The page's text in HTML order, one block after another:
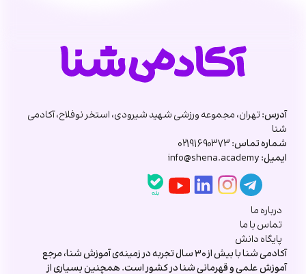
آدرس:تهران، مجموعه ورزشی شهید شیرودی، استخر نوفلاح، آکادمی
شنا
شماره تماس:02191690373
ایمیل:info@shena.academy
درباره ما
تماس با ما
پایگاه دانش
آکادمی شنا با بیش از ۳۰ سال تجربه در زمینه‌ی آموزش شنا، مرجع
آموزش علمی و قهرمانی شنا در کشور است. همچنین بسیاری از